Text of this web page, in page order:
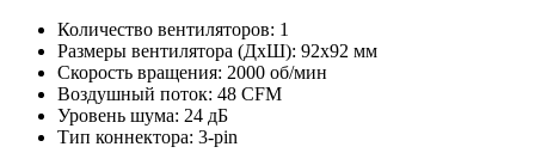
Количество вентиляторов: 1
Размеры вентилятора (ДхШ): 92x92 мм
Скорость вращения: 2000 об/мин
Воздушный поток: 48 CFM
Уровень шума: 24 дБ
Тип коннектора: 3-pin